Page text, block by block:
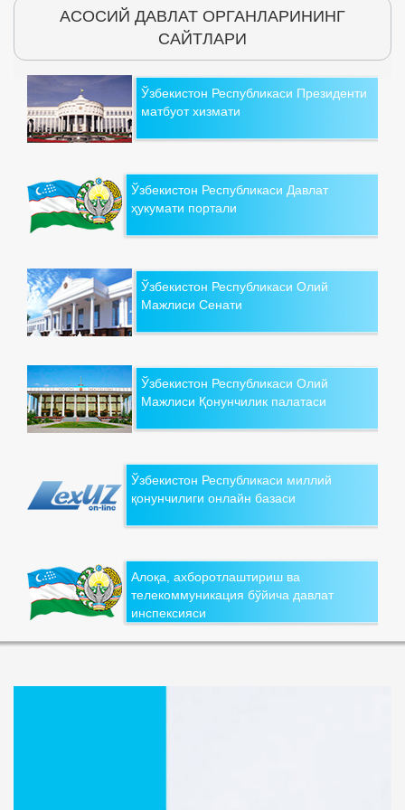
АСОСИЙ ДАВЛАТ ОРГАНЛАРИНИНГ
САЙТЛАРИ
Ўзбекистон Республикаси Президенти
матбуот хизмати
Ўзбекистон Республикаси Давлат
ҳукумати портали
Ўзбекистон Республикаси Олий
Мажлиси Сенати
Ўзбекистон Республикаси Олий
Мажлиси Қонунчилик палатаси
Ўзбекистон Республикаси миллий
қонунчилиги онлайн базаси
Алоқа, ахборотлаштириш ва
телекоммуникация бўйича давлат
инспексияси